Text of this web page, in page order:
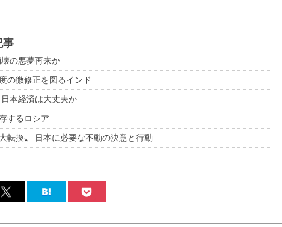
事
の悪夢再来か
の微修正を図るインド
本経済は大丈夫か
するロシア
転換〟 日本に必要な不動の決意と行動